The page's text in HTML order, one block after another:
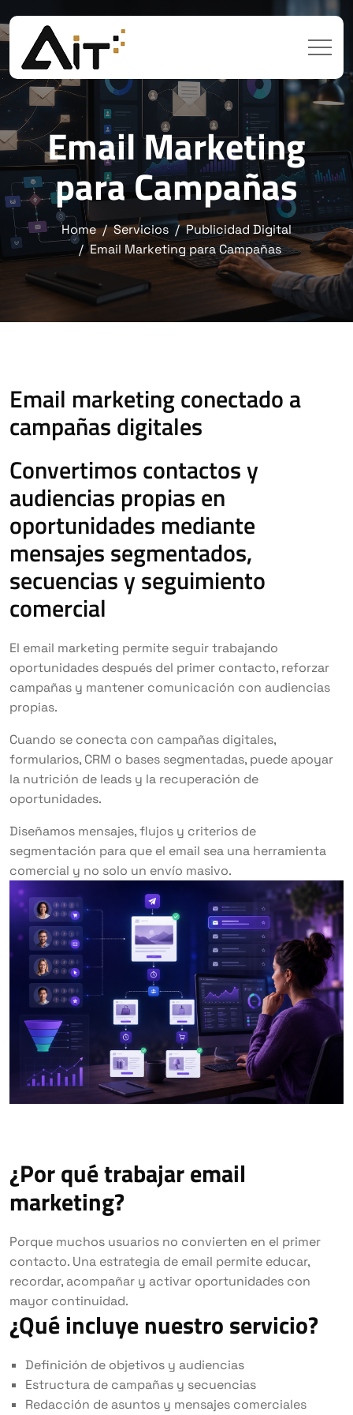
Email Marketing
para Campañas
Home Servicios
Publicidad Digital
Email Marketing para Campañas
Email marketing conectado a
campañas digitales
Convertimos contactos y
audiencias propias en
oportunidades mediante
mensajes segmentados,
secuencias y seguimiento
comercial
El email marketing permite seguir trabajando
oportunidades después del primer contacto, reforzar
campañas y mantener comunicación con audiencias
propias.
Cuando se conecta con campañas digitales,
formularios, CRM o bases segmentadas, puede apoyar
la nutrición de leads y la recuperación de
oportunidades.
Diseñamos mensajes, flujos y criterios de
segmentación para que el email sea una herramienta
comercial y no solo un envío masivo.
¿Por qué trabajar email
marketing?
Porque muchos usuarios no convierten en el primer
contacto. Una estrategia de email permite educar,
recordar, acompañar y activar oportunidades con
mayor continuidad.
¿Qué incluye nuestro servicio?
Definición de objetivos y audiencias
Estructura de campañas y secuencias
Redacción de asuntos y mensajes comerciales